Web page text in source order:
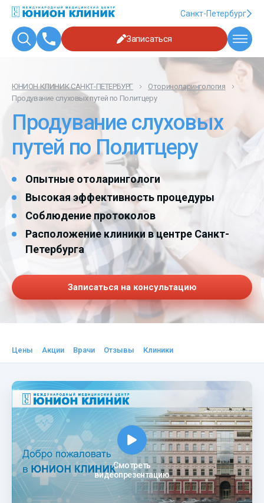
Санкт-Петербург
Записаться
ЮНИОН КЛИНИК САНКТ-ПЕТЕРБУРГ
Оториноларингология
Продувание слуховых путей по Политцеру
Продувание слуховых
путей по Политцеру
Опытные отоларингологи
Высокая эффективность процедуры
Соблюдение протоколов
Расположение клиники в центре Санкт-
Петербурга
Записаться на консультацию
Цены Акции Врачи Отзывы Клиники
Смотреть
видеопрезентацию